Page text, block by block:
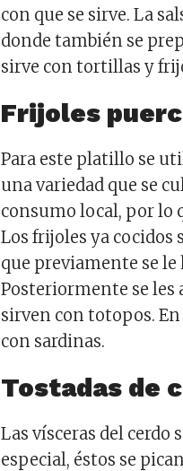
con que se sirve. La
donde también se
sirve con tortillas y
Frijoles
Para este platillo se
una variedad que se
consumo local, por lo
Los frijoles ya cocidos
que previamente se
Posteriormente se les
sirven con totopos.
con sardinas.
Tostadas de
Las vísceras del cerdo
especial, éstos se